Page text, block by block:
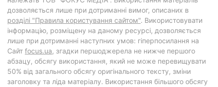
дозволяється лише при дотриманні вимог, описаних в
розділі "Правила користування сайтом". Використовувати
інформацію, розміщену на даному ресурсі, дозволяється
лише при дотриманні наступних умов: гіперпосилання на
Cайт focus.ua, згадки першоджерела не нижче першого
абзацу, обсягу використання, який не може перевищувати
50% від загального обсягу оригінального тексту, зміни
заголовку та ліда матеріалу. Використання більшого обсягу